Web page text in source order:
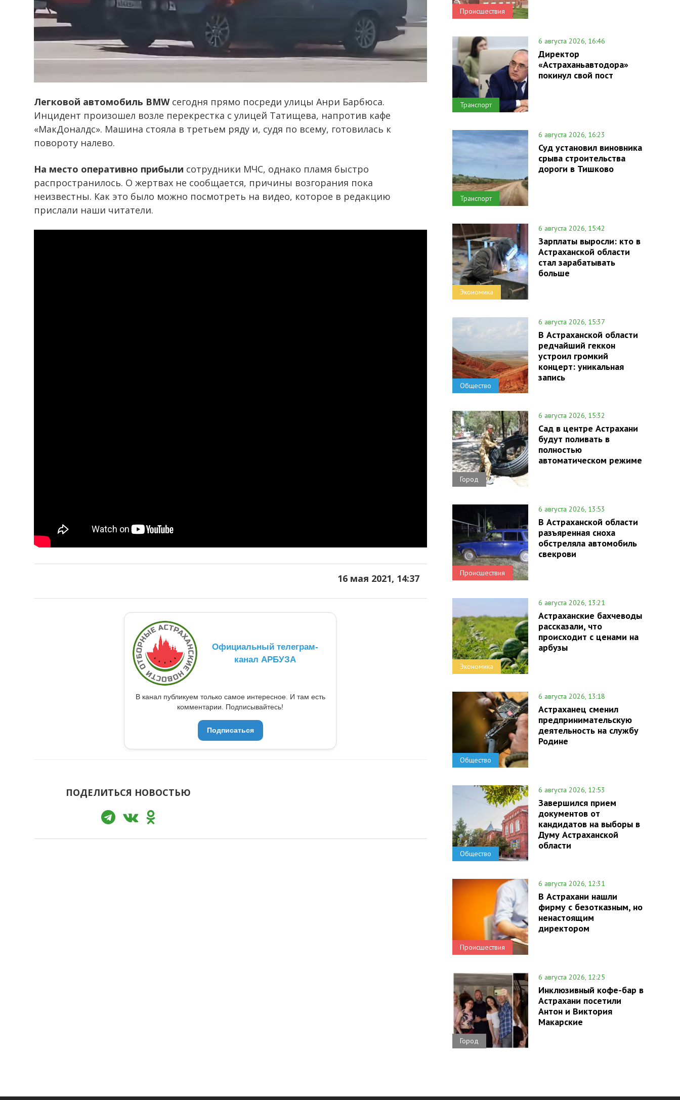
Легковой автомобиль BMWсегодня прямо посреди улицы Анри Барбюса.
Инцидент произошел возле перекрестка с улицей Татищева, напротив кафе
«МакДоналдс». Машина стояла в третьем ряду и, судя по всему, готовилась к
повороту налево.
На место оперативно прибыли сотрудники МЧС, однако пламя быстро
распространилось. О жертвах не сообщается, причины возгорания пока
неизвестны. Как это было можно посмотреть на видео, которое в редакцию
прислали наши читатели.
16 мая 2021, 14:37
Официальный телеграм-
канал АРБУЗА
В канал публикуем только самое интересное. И там есть
комментарии. Подписывайтесь!
Подписаться
ПОДЕЛИТЬСЯ НОВОСТЬЮ
Происшествия
Транспорт
6 августа 2026, 16:46
Директор
«Астраханьавтодора»
покинул свой пост
Транспорт
6 августа 2026, 16:23
Суд установил виновника
срыва строительства
дороги в Тишково
Экономика
6 августа 2026, 15:42
Зарплаты выросли: кто в
Астраханской области
стал зарабатывать
больше
Общество
6 августа 2026, 15:37
В Астраханской области
редчайший геккон
устроил громкий
концерт: уникальная
запись
Город
6 августа 2026, 15:32
Сад в центре Астрахани
будут поливать в
полностью
автоматическом режиме
Происшествия
6 августа 2026, 13:53
В Астраханской области
разъяренная сноха
обстреляла автомобиль
свекрови
Экономика
6 августа 2026, 13:21
Астраханские бахчеводы
рассказали, что
происходит с ценами на
арбузы
Общество
6 августа 2026, 13:18
Астраханец сменил
предпринимательскую
деятельность на службу
Родине
Общество
6 августа 2026, 12:53
Завершился прием
документов от
кандидатов на выборы в
Думу Астраханской
области
Происшествия
6 августа 2026, 12:31
В Астрахани нашли
фирму с безотказным, но
ненастоящим
директором
Город
6 августа 2026, 12:25
Инклюзивный кофе-бар в
Астрахани посетили
Антон и Виктория
Макарские